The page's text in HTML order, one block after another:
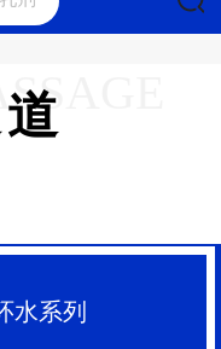
水系列